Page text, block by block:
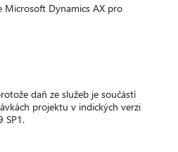
Microsoft Dynamics AX pro
daň ze služeb je součástí
projektu v indických verzi
SP1.